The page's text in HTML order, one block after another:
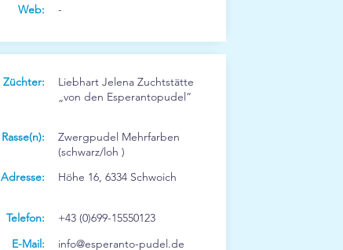
Web:
-
Züchter:
Liebhart Jelena Zuchtstätte
„von den Esperantopudel“
Rasse(n):
Adresse:
Zwergpudel Mehrfarben
(schwarz/loh )
Höhe 16, 6334 Schwoich
Telefon:
+43 (0)699-15550123
E-Mail:
info@esperanto-pudel.de